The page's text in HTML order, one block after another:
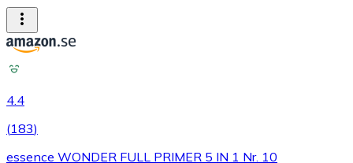
4.4
(183)
essence WONDER FULL PRIMER 5 IN 1 Nr. 10